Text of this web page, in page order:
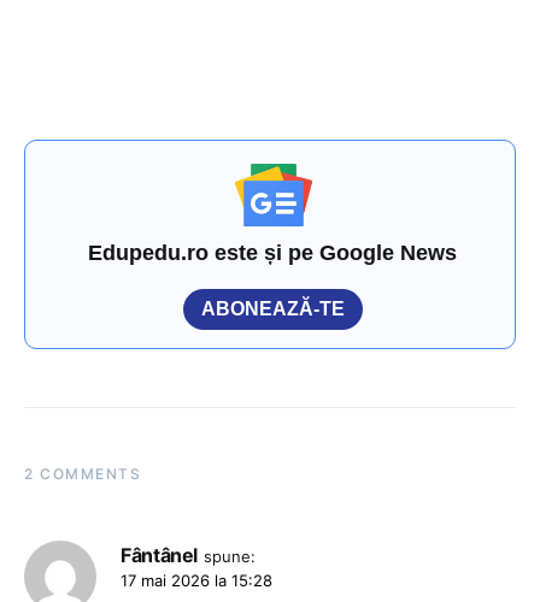
Edupedu.ro este și pe Google News
ABONEAZĂ-TE
2 COMMENTS
Fântânel spune:
17 mai 2026 la 15:28